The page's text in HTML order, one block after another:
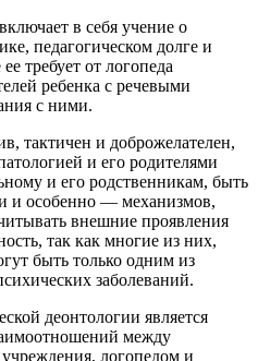
включает в себя учение о
педагогическом долге и
требует от логопеда
ребенка с речевыми
с ними.
тактичен и доброжелателен,
и его родителями
и его родственникам, быть
и особенно — механизмов,
внешние проявления
так как многие из них,
быть только одним из
заболеваний.
деонтологии является
между
логопедом и